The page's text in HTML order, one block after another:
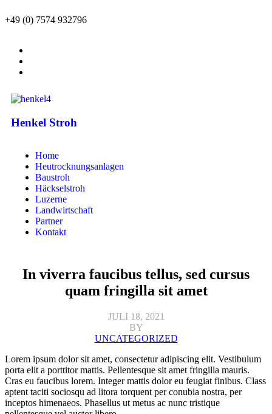
+49 (0) 7574 932796
Henkel Stroh
Home
Heutrocknungsanlagen
Baustroh
Häckselstroh
Luzerne
Landwirtschaft
Partner
Kontakt
In viverra faucibus tellus, sed cursus
quam fringilla sit amet
JULI 18, 2021
BY
UNCATEGORIZED
Lorem ipsum dolor sit amet, consectetur adipiscing elit. Vestibulum
porta elit a porttitor mattis. Pellentesque sit amet fringilla mauris.
Cras eu faucibus lorem. Integer mattis dolor eu feugiat finibus. Class
aptent taciti sociosqu ad litora torquent per conubia nostra, per
inceptos himenaeos. Phasellus ut metus ac nunc tristique